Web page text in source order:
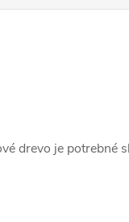
drevo je potrebné